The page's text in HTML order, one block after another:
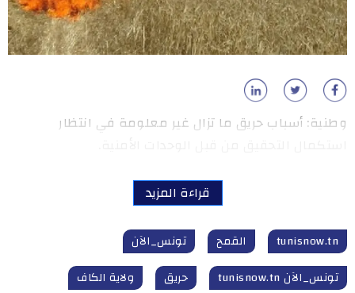
وطنية: أسباب حريق ما تزال غير معلومة في انتظار
قراءة المزيد
tunisnow.tn القمح
تونس_الآن
تونس_الآن tunisnow.tn
حريق ولاية الكاف